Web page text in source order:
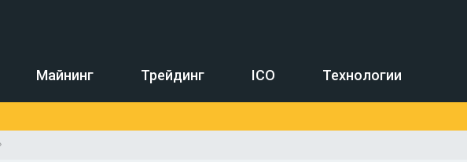
Майнинг Трейдинг ICO Технологии
›